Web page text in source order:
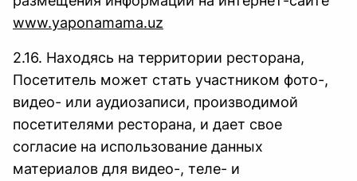
www.yaponamama.uz
2.16. Находясь на территории ресторана,
Посетитель может стать участником фото-,
видео- или аудиозаписи, производимой
посетителями ресторана, и дает свое
согласие на использование данных
материалов для видео-, теле- и